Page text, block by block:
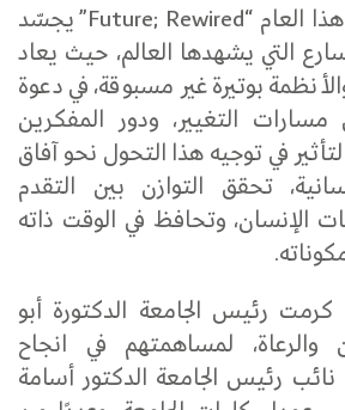
وأضافت أن شعار هذا العام “Future; Rewired” يجسّد
التي يشهدها العالم، حيث يعاد
بوتيرة غير مسبوقة، في دعوة
التغيير، ودور المفكرين
في توجيه هذا التحول نحو آفاق
تحقق التوازن بين التقدم
الإنسان، وتحافظ في الوقت ذاته
كرمت رئيس الجامعة الدكتورة أبو
والرعاة، لمساهمتهم في انجاح
رئيس الجامعة الدكتور أسامة